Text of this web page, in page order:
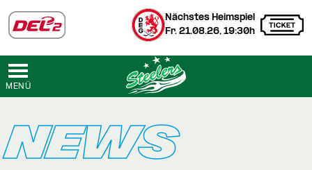
Nächstes Heimspiel
Fr. 21.08.26, 19:30h
MENÜ
NEWS